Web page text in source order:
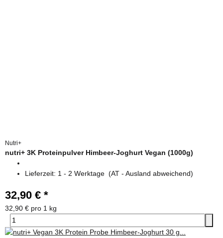
Nutri+
nutri+ 3K Proteinpulver Himbeer-Joghurt Vegan (1000g)
Lieferzeit: 1 - 2 Werktage (AT - Ausland abweichend)
32,90 € *
32,90 € pro 1 kg